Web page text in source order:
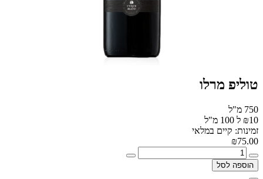
טוליפ מרלו
750 מ"ל
₪10 ל 100 מ"ל
זמינות: קיים במלאי
₪75.00
הוספה לסל